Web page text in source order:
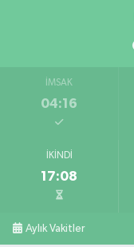
İMSAK
04:16
İKINDI
17:08
Aylık Vakitler